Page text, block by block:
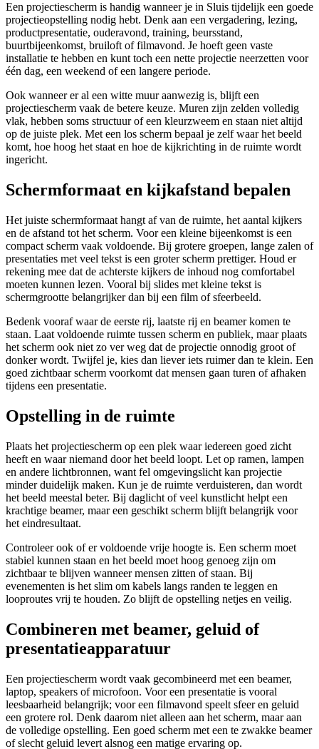
Een projectiescherm is handig wanneer je in Sluis tijdelijk een goede
projectieopstelling nodig hebt. Denk aan een vergadering, lezing,
productpresentatie, ouderavond, training, beursstand,
buurtbijeenkomst, bruiloft of filmavond. Je hoeft geen vaste
installatie te hebben en kunt toch een nette projectie neerzetten voor
één dag, een weekend of een langere periode.
Ook wanneer er al een witte muur aanwezig is, blijft een
projectiescherm vaak de betere keuze. Muren zijn zelden volledig
vlak, hebben soms structuur of een kleurzweem en staan niet altijd
op de juiste plek. Met een los scherm bepaal je zelf waar het beeld
komt, hoe hoog het staat en hoe de kijkrichting in de ruimte wordt
ingericht.
Schermformaat en kijkafstand bepalen
Het juiste schermformaat hangt af van de ruimte, het aantal kijkers
en de afstand tot het scherm. Voor een kleine bijeenkomst is een
compact scherm vaak voldoende. Bij grotere groepen, lange zalen of
presentaties met veel tekst is een groter scherm prettiger. Houd er
rekening mee dat de achterste kijkers de inhoud nog comfortabel
moeten kunnen lezen. Vooral bij slides met kleine tekst is
schermgrootte belangrijker dan bij een film of sfeerbeeld.
Bedenk vooraf waar de eerste rij, laatste rij en beamer komen te
staan. Laat voldoende ruimte tussen scherm en publiek, maar plaats
het scherm ook niet zo ver weg dat de projectie onnodig groot of
donker wordt. Twijfel je, kies dan liever iets ruimer dan te klein. Een
goed zichtbaar scherm voorkomt dat mensen gaan turen of afhaken
tijdens een presentatie.
Opstelling in de ruimte
Plaats het projectiescherm op een plek waar iedereen goed zicht
heeft en waar niemand door het beeld loopt. Let op ramen, lampen
en andere lichtbronnen, want fel omgevingslicht kan projectie
minder duidelijk maken. Kun je de ruimte verduisteren, dan wordt
het beeld meestal beter. Bij daglicht of veel kunstlicht helpt een
krachtige beamer, maar een geschikt scherm blijft belangrijk voor
het eindresultaat.
Controleer ook of er voldoende vrije hoogte is. Een scherm moet
stabiel kunnen staan en het beeld moet hoog genoeg zijn om
zichtbaar te blijven wanneer mensen zitten of staan. Bij
evenementen is het slim om kabels langs randen te leggen en
looproutes vrij te houden. Zo blijft de opstelling netjes en veilig.
Combineren met beamer, geluid of
presentatieapparatuur
Een projectiescherm wordt vaak gecombineerd met een beamer,
laptop, speakers of microfoon. Voor een presentatie is vooral
leesbaarheid belangrijk; voor een filmavond speelt sfeer en geluid
een grotere rol. Denk daarom niet alleen aan het scherm, maar aan
de volledige opstelling. Een goed scherm met een te zwakke beamer
of slecht geluid levert alsnog een matige ervaring op.